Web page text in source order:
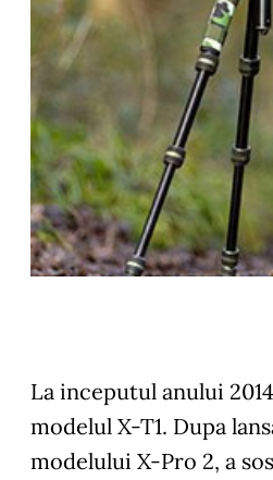
La inceputul anului
modelul X-T1. Dupa
modelului X-Pro 2, a